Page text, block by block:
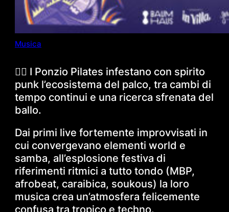
Musica
🏋️‍♀️ I Ponzio Pilates infestano con spirito
punk l’ecosistema del palco, tra cambi di
tempo continui e una ricerca sfrenata del
ballo.
Dai primi live fortemente improvvisati in
cui convergevano elementi world e
samba, all’esplosione festiva di
riferimenti ritmici a tutto tondo (MBP,
afrobeat, caraibica, soukous) la loro
musica crea un’atmosfera felicemente